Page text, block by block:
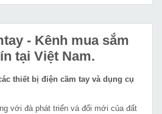
- Kênh mua sắm
tại Việt Nam.
thiết bị điện cầm tay và dụng cụ
với đà phát triển và đổi mới của đất